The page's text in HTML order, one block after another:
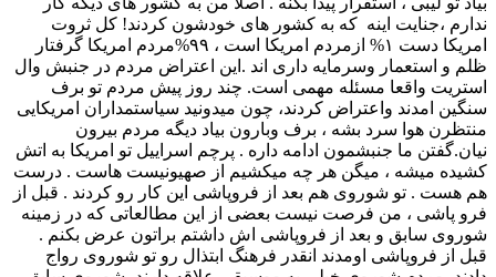
ندارم ،جنایت اینه که به کشور های خودشون کردند! کل ثروت
امریکا دست ۱% ازمردم امریکا است ، ۹۹%مردم امریکا گرفتار
ظلم و استعمار وسرمایه داری اند .این اعتراض مردم در جنبش وال
استریت واقعا مسئله مهمی است. چند روز پیش مردم تو برف
سنگین امدند واعتراض کردند، چون میدونید سیاستمداران امریکایی
منتظرن هوا سرد بشه ، برف وبارون بیاد دیگه مردم بیرون
نیان.گفتن ما جنبشمون ادامه داره . پرچم اسراییل تو امریکا به اتش
کشیده میشه ، میگن هر چه میکشیم از صهیونیست هاست . درست
هم هست . تو شوروی هم بعد از فروپاشی این کار رو کردند . قبل از
فرو پاشی ، من فرصت نیست بعضی از این مطالعاتی که در زمینه
شوروی سابق و بعد از فروپاشی اش داشتم براتون عرض بکنم .
قبل از فروپاشی اومدند انقدر فرهنگ ابتذال رو تو شوروی رواج